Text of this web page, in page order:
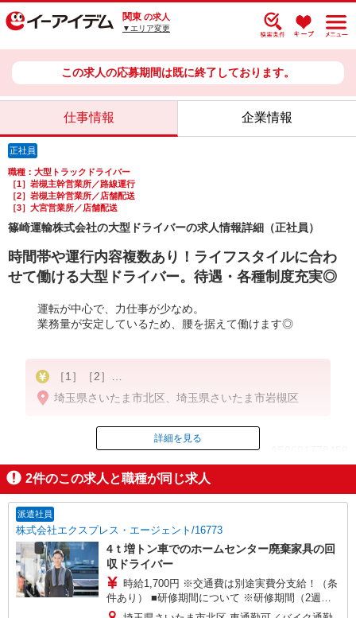
関東 の求人
▼エリア変更
この求人の応募期間は既に終了しております。
仕事情報 企業情報
正社員
職種：大型トラックドライバー
［1］岩槻主幹営業所／路線運行
［2］岩槻主幹営業所／店舗配送
［3］大宮営業所／店舗配送
篠崎運輸株式会社の大型ドライバーの求人情報詳細（正社員）
時間帯や運行内容複数あり！ライフスタイルに合わ
せて働ける大型ドライバー。待遇・各種制度充実◎
運転が中心で、力仕事が少なめ。
業務量が安定しているため、腰を据えて働けます◎
［1］［2］
7t：月給350,000円〜
大型：月給380,000円〜
7t：月給350,000円〜
大型：月給380,000〜430,000円 ※経験・能力によ
る
試用期間：1ヶ月〜3ヶ月程度（未経験の場合でも最
長3ヶ月となります）
※期間中も月給制となります。
埼玉県さいたま市北区、埼玉県さいたま市岩槻区
ID：AE0601778459
掲載期間終了
詳細を見る
2件のこの求人と職種が同じ求人
派遣社員
株式会社エクスプレス・エージェント/16773
4ｔ増トン車でのホームセンター廃棄家具の回
収ドライバー
時給1,700円 ※交通費は別途実費分支給！（条
件あり） ■研修期間について ※研修期間（2週間
程）は、時給1,500円（日収12,000円〜）となりま